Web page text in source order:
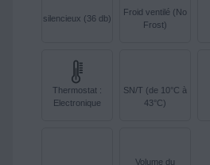
silencieux (36 db)
Froid ventilé (No
Frost)
Thermostat :
Electronique
SN/T (de 10°C à
43°C)
Volume du